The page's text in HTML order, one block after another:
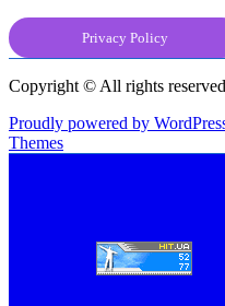
Privacy Policy
Copyright © All rights reserved
Proudly powered by
Themes